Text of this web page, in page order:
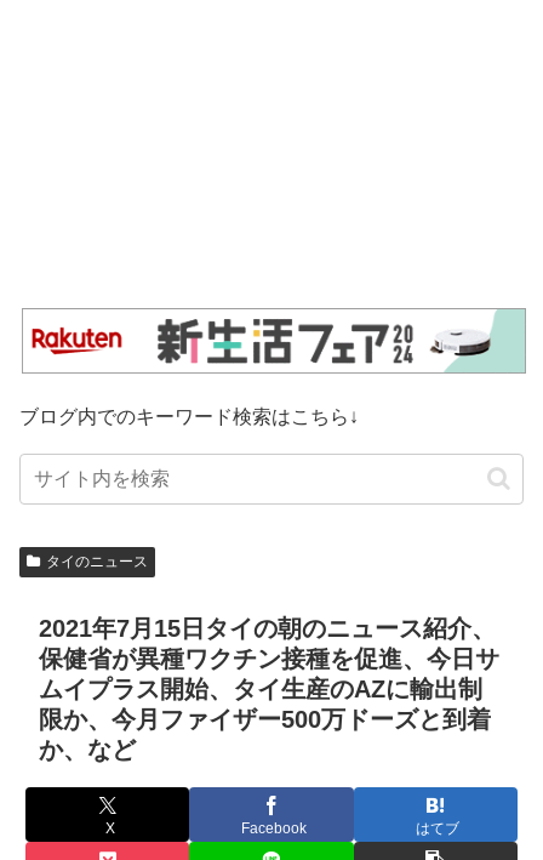
ブログ内でのキーワード検索はこちら↓
タイのニュース
2021年7月15日タイの朝のニュース紹介、
保健省が異種ワクチン接種を促進、今日サ
ムイプラス開始、タイ生産のAZに輸出制
限か、今月ファイザー500万ドーズと到着
か、など
X Facebook はてブ